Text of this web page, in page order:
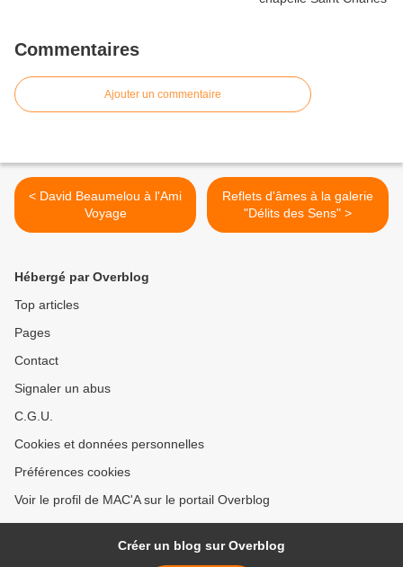
Commentaires
Ajouter un commentaire
< David Beaumelou à l'Ami
Voyage
Reflets d'âmes à la galerie
"Délits des Sens" >
Hébergé par Overblog
Top articles
Pages
Contact
Signaler un abus
C.G.U.
Cookies et données personnelles
Préférences cookies
Voir le profil de MAC'A sur le portail Overblog
Créer un blog sur Overblog